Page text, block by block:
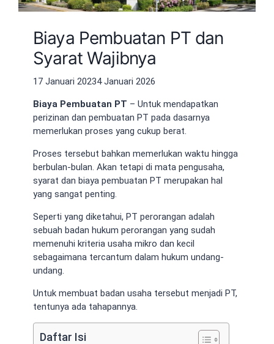
Biaya Pembuatan PT dan
Syarat Wajibnya
17 Januari 20234 Januari 2026
Biaya Pembuatan PT – Untuk mendapatkan
perizinan dan pembuatan PT pada dasarnya
memerlukan proses yang cukup berat.
Proses tersebut bahkan memerlukan waktu hingga
berbulan-bulan. Akan tetapi di mata pengusaha,
syarat dan biaya pembuatan PT merupakan hal
yang sangat penting.
Seperti yang diketahui, PT perorangan adalah
sebuah badan hukum perorangan yang sudah
memenuhi kriteria usaha mikro dan kecil
sebagaimana tercantum dalam hukum undang-
undang.
Untuk membuat badan usaha tersebut menjadi PT,
tentunya ada tahapannya.
Daftar Isi